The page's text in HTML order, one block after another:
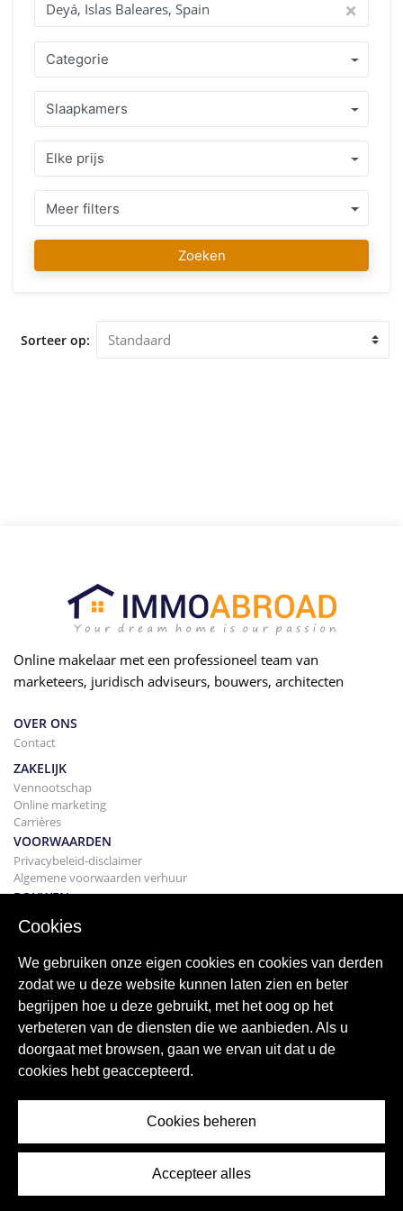
land waar u in wilt kopen als geen ander kennen. Het
aanbod van goed verzorgde woningen of bouwgrond
gelegen in Deyá, Islas Baleares, Spain of directe omgeving in
combinatie met een eerlijk professioneel advies staan garant
voor een juiste beslissing. Vanaf uw eerste contact totdat u
uw favoriete woning gevonden heeft kunt u op ons rekenen,
niet alleen bij aankoop maar ook lang daarna zullen wij u
met advies bijstaan en waar nodig assisteren. Ons IMMO
ABROAD team wenst u alvast veel plezier met het zoeken
naar uw favoriete woning in Deyá, Islas Baleares, Spain. Wij
ontvangen u graag op onze vestiging in Deyá, Islas Baleares,
Spain voor een vrijblijvend advies en bezichtiging van de
woning die u heeft uitgekozen.
Categorie
Slaapkamers
Elke prijs
Meer filters
Zoeken
Sorteer op:
Online makelaar met een professioneel team van
marketeers, juridisch adviseurs, bouwers, architecten
OVER ONS
Contact
ZAKELIJK
Vennootschap
Online marketing
Carrières
VOORWAARDEN
Privacybeleid-disclaimer
Algemene voorwaarden verhuur
BOUWEN
Projecten
Uw huis kopen
Verkopen
Hypotheek
Zoekservice
BLOGGEN
bloggen
Wereldwijde regio's
Cookies
We gebruiken onze eigen cookies en cookies van derden
zodat we u deze website kunnen laten zien en beter
begrijpen hoe u deze gebruikt, met het oog op het
verbeteren van de diensten die we aanbieden. Als u
doorgaat met browsen, gaan we ervan uit dat u de
cookies hebt geaccepteerd.
Cookies beheren
Accepteer alles